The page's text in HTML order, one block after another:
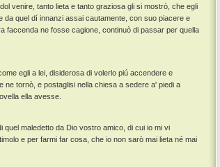
venire, tanto lieta e tanto graziosa gli si mostrò, che egli
quel dí innanzi assai cautamente, con suo piacere e
faccenda ne fosse cagione, continuò di passar per quella
egli a lei, disiderosa di volerlo piú accendere e
tornò, e postaglisi nella chiesa a sedere a' piedi a
ella avesse.
quel maledetto da Dio vostro amico, di cui io mi vi
e per farmi far cosa, che io non sarò mai lieta né mai